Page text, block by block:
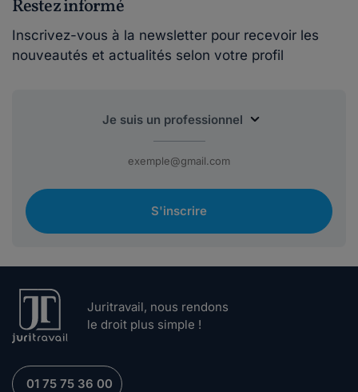
Restez informé
Inscrivez-vous à la newsletter pour recevoir les
nouveautés et actualités selon votre profil
S'inscrire
Juritravail, nous rendons
le droit plus simple !
01 75 75 36 00